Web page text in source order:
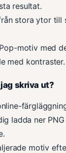
resultat.
stora ytor till
motiv med
med kontraster.
skriva ut?
ladda ner
motiv